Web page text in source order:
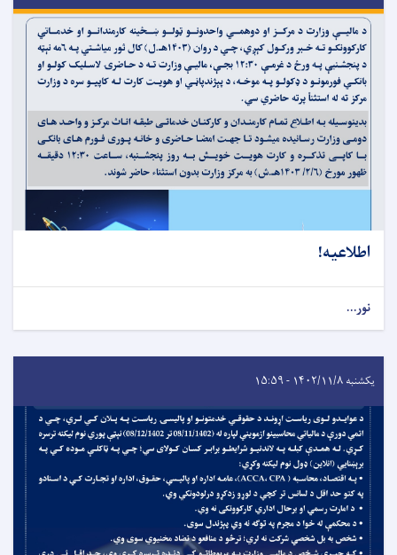
اطلاعیه!
نور...
یکشنبه ۱۴۰۲/۱۱/۸ - ۱۵:۵۹